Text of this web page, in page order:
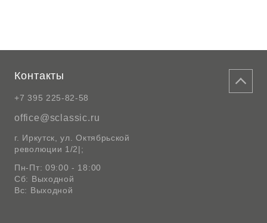
Контакты
+7 395 225-82-58
office@sclassic.ru
г. Иркутск, ул. Октябрьской
революции 1/2|;
Пн-Пт: 09:00 - 18:00
Сб: Выходной
Вс: Выходной